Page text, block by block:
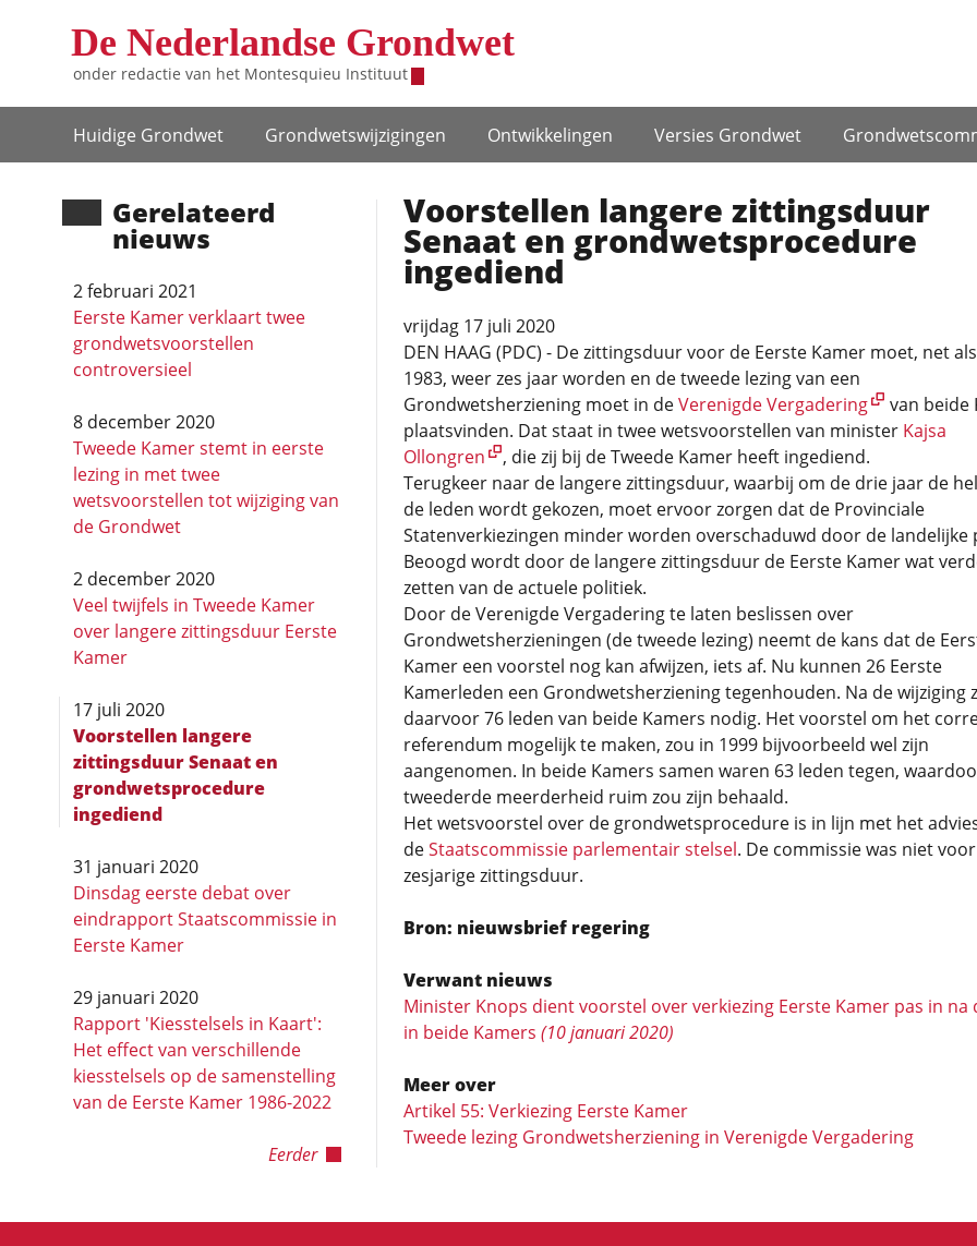
De Nederlandse Grondwet
onder redactie van het Montesquieu Instituut
Hoofdnavigatie
Huidige Grondwet Grondwets­wijzigingen Ontwikke­lingen Versies Grondwet
Gerela­teerd
nieuws
2 februari 2021
Eerste Kamer verklaart twee
grondwetsvoorstellen
controversieel
8 december 2020
Tweede Kamer stemt in eerste
lezing in met twee
wetsvoorstellen tot wijziging van
de Grondwet
2 december 2020
Veel twijfels in Tweede Kamer
over langere zittingsduur Eerste
Kamer
17 juli 2020
Voorstellen langere
zittingsduur Senaat en
grondwetsprocedure
ingediend
31 januari 2020
Dinsdag eerste debat over
eindrapport Staatscommissie in
Eerste Kamer
29 januari 2020
Rapport 'Kiesstelsels in Kaart':
Het effect van verschillende
kiesstelsels op de samenstelling
van de Eerste Kamer 1986-2022
Eerder
Voorstellen langere zittingsduur
Senaat en grondwetsprocedure
ingediend
vrijdag 17 juli 2020
DEN HAAG (PDC) - De zittingsduur voor de Eerste Kamer moet, net
1983, weer zes jaar worden en de tweede lezing van een
Grondwetsherziening moet in deVerenigde Vergadering
van beide
plaatsvinden. Dat staat in twee wetsvoorstellen van minister Kajsa
Ollongren
, die zij bij de Tweede Kamer heeft ingediend.
Terugkeer naar de langere zittingsduur, waarbij om de drie jaar de
de leden wordt gekozen, moet ervoor zorgen dat de Provinciale
Statenverkiezingen minder worden overschaduwd door de landelijke
Beoogd wordt door de langere zittingsduur de Eerste Kamer wat
zetten van de actuele politiek.
Door de Verenigde Vergadering te laten beslissen over
Grondwetsherzieningen (de tweede lezing) neemt de kans dat de
Kamer een voorstel nog kan afwijzen, iets af. Nu kunnen 26 Eerste
Kamerleden een Grondwetsherziening tegenhouden. Na de wijziging
daarvoor 76 leden van beide Kamers nodig. Het voorstel om het
referendum mogelijk te maken, zou in 1999 bijvoorbeeld wel zijn
aangenomen. In beide Kamers samen waren 63 leden tegen,
tweederde meerderheid ruim zou zijn behaald.
Het wetsvoorstel over de grondwetsprocedure is in lijn met het
deStaatscommissie parlementair stelsel. De commissie was niet
zesjarige zittingsduur.
Bron: nieuwsbrief regering
Verwant nieuws
Minister Knops dient voorstel over verkiezing Eerste Kamer pas in na
in beide Kamers (10 januari 2020)
Meer over
Artikel 55: Verkiezing Eerste Kamer
Tweede lezing Grondwetsherziening in Verenigde Vergadering